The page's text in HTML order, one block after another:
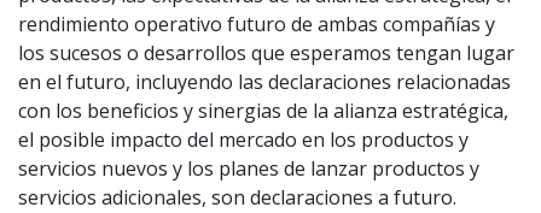
rendimiento operativo futuro de ambas compañías y
los sucesos o desarrollos que esperamos tengan lugar
en el futuro, incluyendo las declaraciones relacionadas
con los beneficios y sinergias de la alianza estratégica,
el posible impacto del mercado en los productos y
servicios nuevos y los planes de lanzar productos y
servicios adicionales, son declaraciones a futuro.